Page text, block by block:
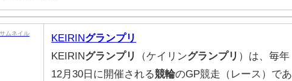
KEIRINグランプリ
KEIRINグランプリ （ケイリングランプリ ）は、毎年
12月30日に開催される競輪のGP競走（レース）であ